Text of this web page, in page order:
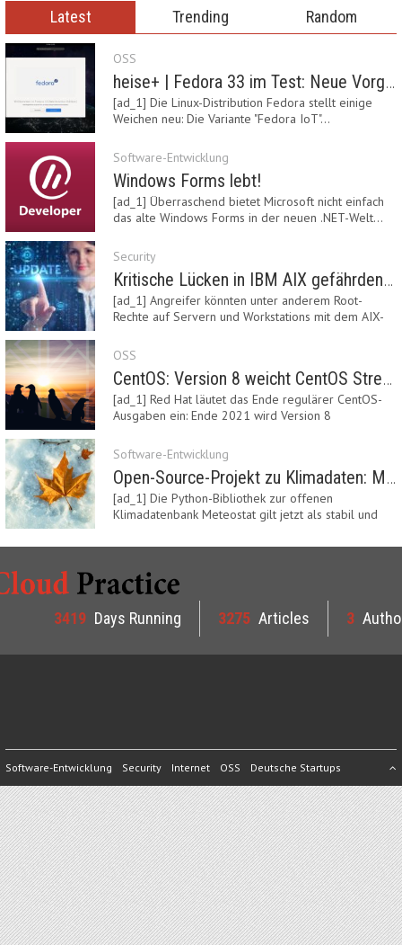
Latest Trending Random
OSS
heise+ | Fedora 33 im Test: Neue Vorgaben mit Btrfs, Systemd-Resolved und zRAM
[ad_1] Die Linux-Distribution Fedora stellt einige
Weichen neu: Die Variante "Fedora IoT"…
Software-Entwicklung
Windows Forms lebt!
[ad_1] Überraschend bietet Microsoft nicht einfach
das alte Windows Forms in der neuen .NET-Welt…
Security
Kritische Lücken in IBM AIX gefährden Server
[ad_1] Angreifer könnten unter anderem Root-
Rechte auf Servern und Workstations mit dem AIX-
OSS
CentOS: Version 8 weicht CentOS Stream
[ad_1] Red Hat läutet das Ende regulärer CentOS-
Ausgaben ein: Ende 2021 wird Version 8
Software-Entwicklung
Open-Source-Projekt zu Klimadaten: Meteostat Python Library 1.0 erschienen
[ad_1] Die Python-Bibliothek zur offenen
Klimadatenbank Meteostat gilt jetzt als stabil und
3419 Days Running 3275 Articles 3
Software-Entwicklung Security Internet OSS Deutsche Startups